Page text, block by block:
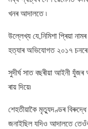
খনৰ আদালতে ৷
উল্লেখ্য যে,নিমিশা প্ৰিয়া
হত্যাৰ অভিযোগত ২০১৭ চনৰে
সুদীৰ্ঘ সাত বছৰীয়া আইনী
ৰায় দিয়ে৷
শেহতীয়াকৈ মৃত্যুদণ্ডৰ
জনাইছিল যদিও আদালতে